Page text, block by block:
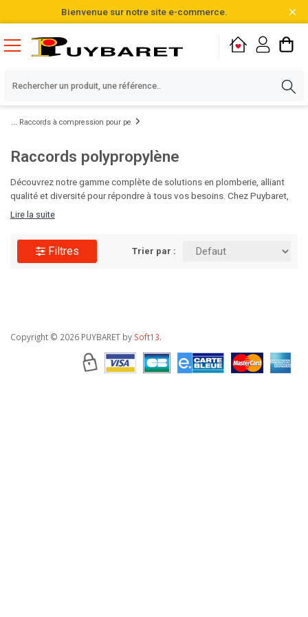
Bienvenue sur notre site e-commerce.
Raccords à compression pour pe
Raccords polypropylène
Découvrez notre gamme complète de solutions en plomberie, alliant
qualité et diversité pour répondre à tous vos besoins. Chez Puybaret,
nous sommes fiers de vous proposer des produits soigneusement
choix de l'excellence !
Lire la suite
Filtres Trier par :
Copyright © 2026 PUYBARET by Soft13.